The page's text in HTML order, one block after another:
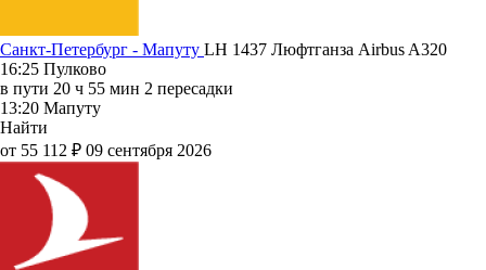
Санкт-Петербург - Мапуту LH 1437 Люфтганза Airbus A320
16:25 Пулково
в пути 20 ч 55 мин 2 пересадки
13:20 Мапуту
Найти
от 55 112 ₽ 09 сентября 2026